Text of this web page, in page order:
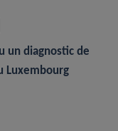
un diagnostic de
Luxembourg